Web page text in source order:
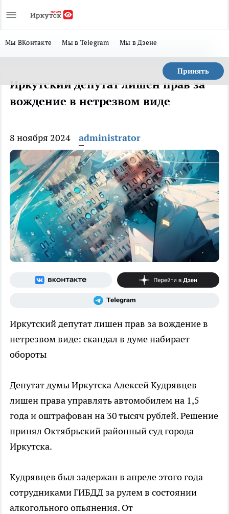
Мы ВКонтакте Мы в Telegram Мы в Дзене
Принять
Иркутский депутат лишен прав за
вождение в нетрезвом виде
8 ноября 2024 administrator
Иркутский депутат лишен прав за вождение в
нетрезвом виде: скандал в думе набирает
обороты
Депутат думы Иркутска Алексей Кудрявцев
лишен права управлять автомобилем на 1,5
года и оштрафован на 30 тысяч рублей. Решение
принял Октябрьский районный суд города
Иркутска.
Кудрявцев был задержан в апреле этого года
сотрудниками ГИБДД за рулем в состоянии
алкогольного опьянения. От